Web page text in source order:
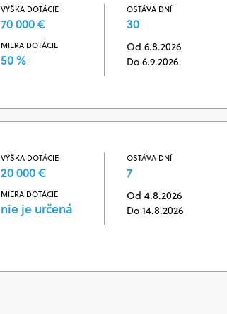
VÝŠKA DOTÁCIE
70 000 €
MIERA DOTÁCIE
50 %
OSTÁVA DNÍ
30
Od 6.8.2026
Do 6.9.2026
VÝŠKA DOTÁCIE
20 000 €
MIERA DOTÁCIE
nie je určená
OSTÁVA DNÍ
7
Od 4.8.2026
Do 14.8.2026